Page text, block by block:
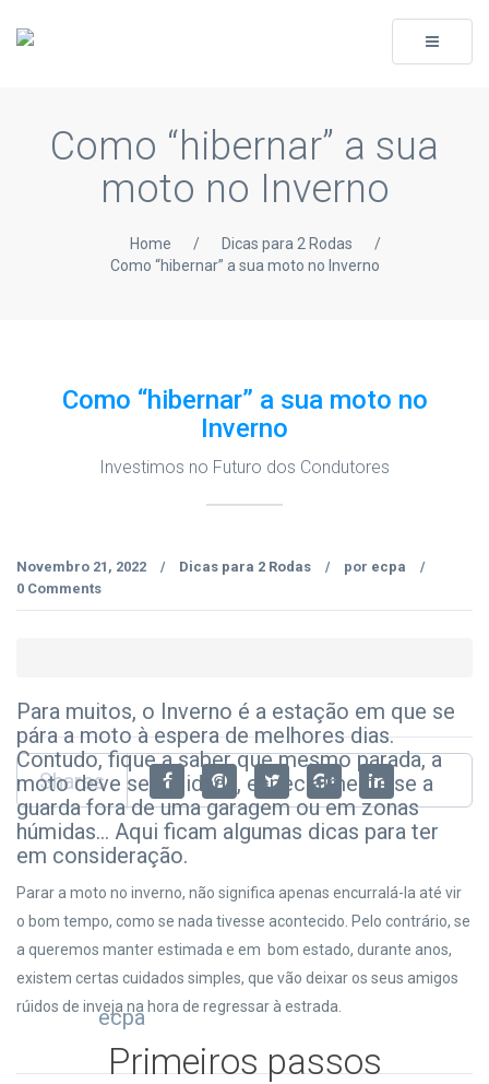
Toggle
Como “hibernar” a sua
moto no Inverno
Home / Dicas para 2 Rodas
/
Como “hibernar” a sua moto no Inverno
Como “hibernar” a sua moto no
Inverno
Investimos no Futuro dos Condutores
Novembro 21, 2022 / Dicas para 2 Rodas / por ecpa /
0 Comments
Para muitos, o Inverno é a estação em que se
pára a moto à espera de melhores dias.
Contudo, fique a saber que mesmo parada, a
moto deve ser cuidada, especialmente se a
guarda fora de uma garagem ou em zonas
húmidas… Aqui ficam algumas dicas para ter
em consideração.
Parar a moto no inverno, não significa apenas encurralá-la até vir
o bom tempo, como se nada tivesse acontecido. Pelo contrário, se
a queremos manter estimada e em bom estado, durante anos,
existem certas cuidados simples, que vão deixar os seus amigos
rúidos de inveja na hora de regressar à estrada.
Primeiros passos
Shares
ecpa